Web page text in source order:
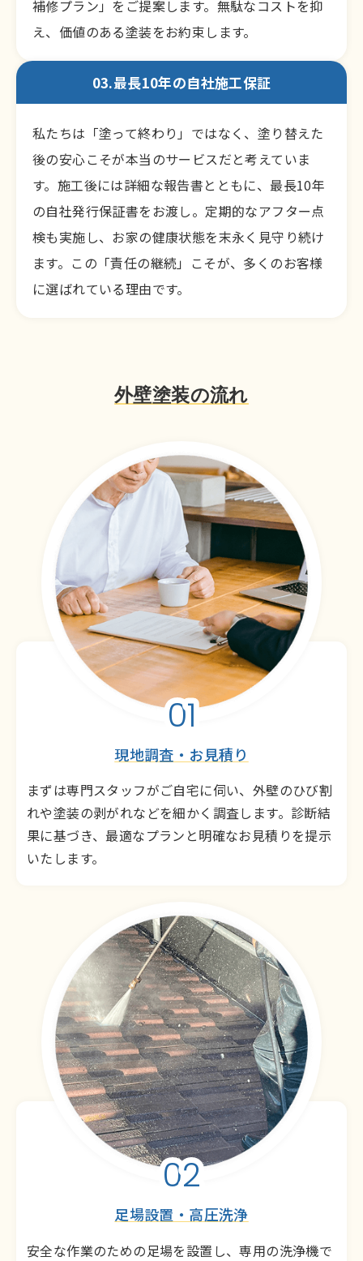
補修プラン」をご提案します。無駄なコストを抑
え、価値のある塗装をお約束します。
03.最長10年の自社施工保証
私たちは「塗って終わり」ではなく、塗り替えた
後の安心こそが本当のサービスだと考えていま
す。施工後には詳細な報告書とともに、最長10年
の自社発行保証書をお渡し。定期的なアフター点
検も実施し、お家の健康状態を末永く見守り続け
ます。この「責任の継続」こそが、多くのお客様
に選ばれている理由です。
外壁塗装の流れ
01
現地調査・お見積り
まずは専門スタッフがご自宅に伺い、外壁のひび割
れや塗装の剥がれなどを細かく調査します。診断結
果に基づき、最適なプランと明確なお見積りを提示
いたします。
02
足場設置・高圧洗浄
安全な作業のための足場を設置し、専用の洗浄機で